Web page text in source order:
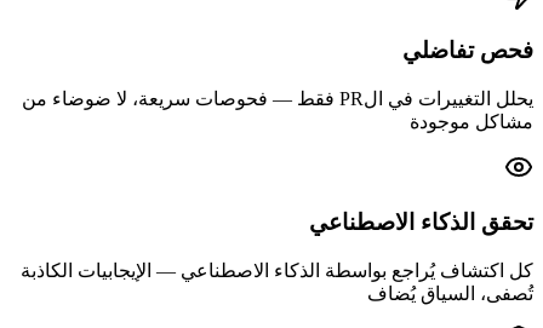
فحص تفاضلي
يحلل التغييرات في الPR فقط — فحوصات سريعة، لا ضوضاء من
مشاكل موجودة
تحقق الذكاء الاصطناعي
كل اكتشاف يُراجع بواسطة الذكاء الاصطناعي — الإيجابيات الكاذبة
تُصفى، السياق يُضاف